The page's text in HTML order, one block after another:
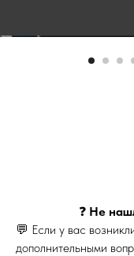
❓ Не
💬 Если у вас
дополнительными